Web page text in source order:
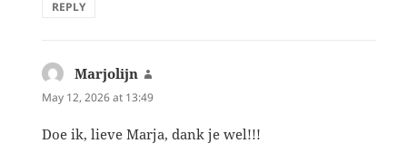
REPLY
Marjolijn
May 12, 2026 at 13:49
Doe ik, lieve Marja, dank je wel!!!